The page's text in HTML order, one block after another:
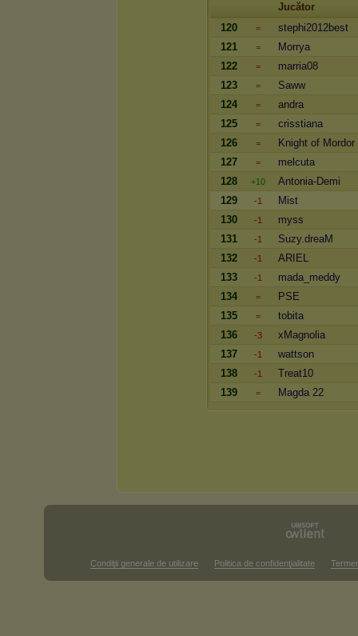
Jucător
120
=
stephi2012best
121
=
Morrya
122
=
marria08
123
=
Saww
124
=
andra
125
=
crisstiana
126
=
Knight of Mordor
127
=
melcuta
128
+10
Antonia-Demi
129
-1
Mist
130
-1
myss
131
-1
Suzy.dreaM
132
-1
ARIEL
133
-1
mada_meddy
134
=
PSE
135
=
tobita
136
-3
xMagnolia
137
-1
wattson
138
-1
Treat10
139
= Magda 22
Condiţii generale de utilizare Politica de confidenţialitate